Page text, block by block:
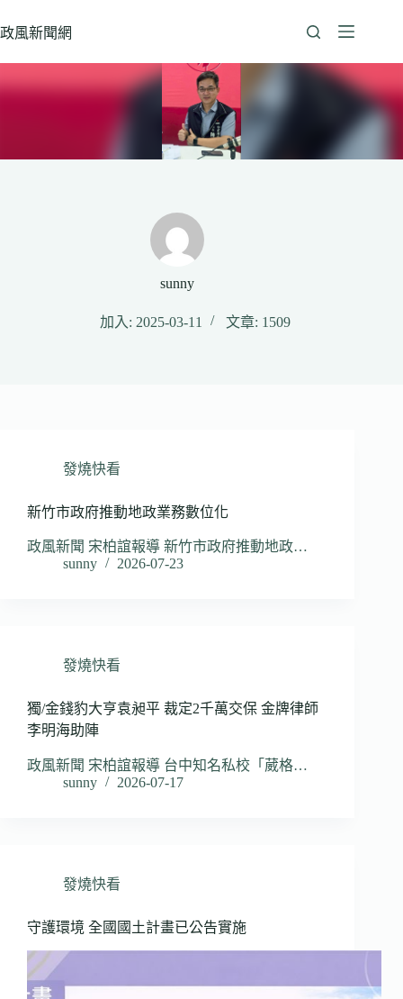
至
政風新聞網
sunny
加入: 2025-03-11 文章: 1509
發燒快看
新竹市政府推動地政業務數位化
政風新聞 宋柏誼報導 新竹市政府推動地政…
sunny
2026-07-23
發燒快看
獨/金錢豹大亨袁昶平 裁定2千萬交保 金牌律師
李明海助陣
政風新聞 宋柏誼報導 台中知名私校「葳格…
sunny
2026-07-17
發燒快看
守護環境 全國國土計畫已公告實施